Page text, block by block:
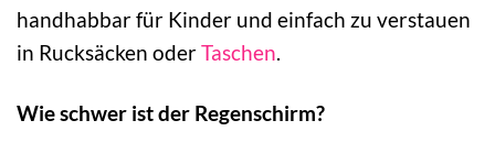
handhabbar für Kinder und einfach zu verstauen
in Rucksäcken oderTaschen.
Wie schwer ist der Regenschirm?